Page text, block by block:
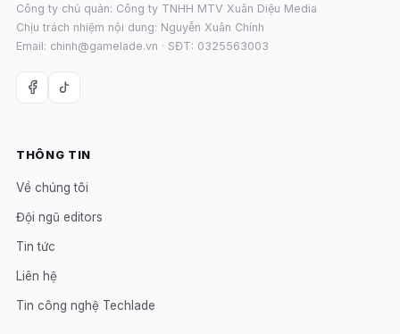
Công ty chủ quản: Công ty TNHH MTV Xuân Diệu Media
Chịu trách nhiệm nội dung: Nguyễn Xuân Chính
Email: chinh@gamelade.vn · SĐT: 0325563003
THÔNG TIN
Về chúng tôi
Đội ngũ editors
Tin tức
Liên hệ
Tin công nghệ Techlade